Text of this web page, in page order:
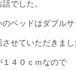
でした。
ベッドはダブル
せていただきまし
１４０ｃｍなので